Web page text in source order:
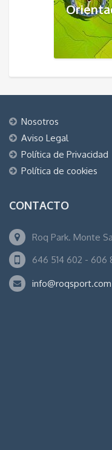
Nosotros
Aviso Legal
Política de Privacidad
Política de cookies
CONTACTO
Roq Park. Monte
646 514 602 - 606
info@roqsport.com